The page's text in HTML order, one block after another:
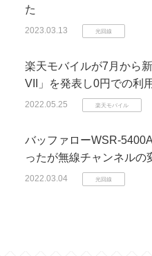
た
2023.03.13 光回線
楽天モバイルが7月から
VII」を発表し0円での利
2022.05.25 楽天モバイル
バッファローWSR-
ったが無線チャンネルの
2022.03.04 光回線